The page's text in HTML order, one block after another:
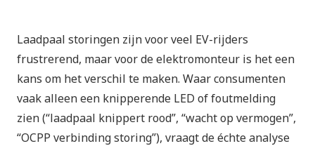
Laadpaal storingen zijn voor veel EV-rijders
frustrerend, maar voor de elektromonteur is het een
kans om het verschil te maken. Waar consumenten
vaak alleen een knipperende LED of foutmelding
zien (“laadpaal knippert rood”, “wacht op vermogen”,
“OCPP verbinding storing”), vraagt de échte analyse